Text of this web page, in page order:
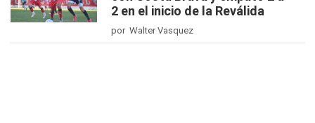
2 en el inicio de la Reválida
por Walter Vasquez